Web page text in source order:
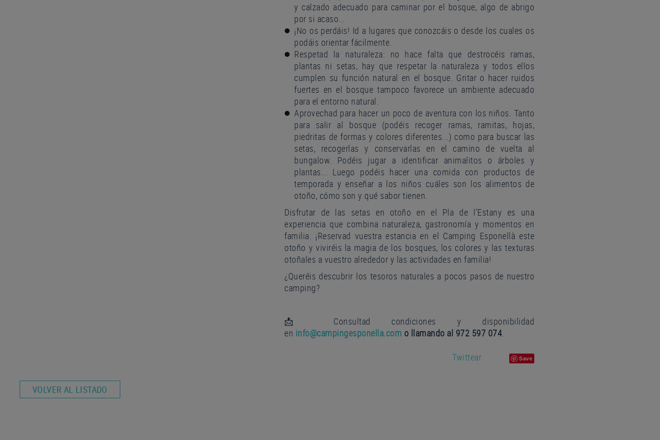
y calzado adecuado para caminar por el bosque, algo de abrigo
por si acaso...
¡No os perdáis! Id a lugares que conozcáis o desde los cuales os
podáis orientar fácilmente.
Respetad la naturaleza: no hace falta que destrocéis ramas,
plantas ni setas, hay que respetar la naturaleza y todos ellos
cumplen su función natural en el bosque. Gritar o hacer ruidos
fuertes en el bosque tampoco favorece un ambiente adecuado
para el entorno natural.
Aprovechad para hacer un poco de aventura con los niños. Tanto
para salir al bosque (podéis recoger ramas, ramitas, hojas,
piedritas de formas y colores diferentes...) como para buscar las
setas, recogerlas y conservarlas en el camino de vuelta al
bungalow. Podéis jugar a identificar animalitos o árboles y
plantas... Luego podéis hacer una comida con productos de
temporada y enseñar a los niños cuáles son los alimentos de
otoño, cómo son y qué sabor tienen.
Disfrutar de las setas en otoño en el Pla de l’Estany es una
experiencia que combina naturaleza, gastronomía y momentos en
familia. ¡Reservad vuestra estancia en el Camping Esponellà este
otoño y viviréis la magia de los bosques, los colores y las texturas
otoñales a vuestro alrededor y las actividades en familia!
¿Queréis descubrir los tesoros naturales a pocos pasos de nuestro
camping?
📩 Consultad condiciones y disponibilidad
en info@campingesponella.com o llamando al 972 597 074.
Twittear Save
VOLVER AL LISTADO